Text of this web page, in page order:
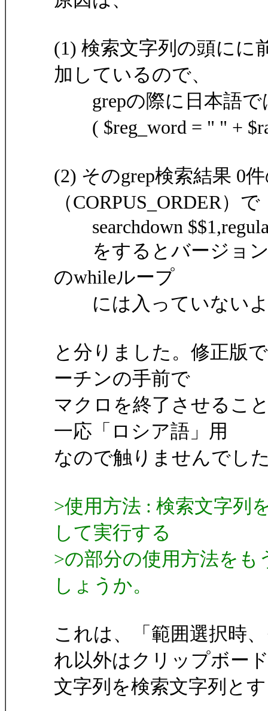
(1) 検索文字列の頭にに
加しているので、
grepの際に日本語で
( $reg_word = " " +
(2) そのgrep検索結果 0
（CORPUS_ORDER）で
searchdown
をするとバージョン
のwhileループ
には入っていないよ
と分りました。修正版
ーチンの手前で
マクロを終了させるこ
一応「ロシア語」用
なので触りませんでし
>使用方法 : 検索文字列
して実行する
>の部分の使用方法を
しょうか。
これは、「範囲選択時
れ以外はクリップボー
文字列を検索文字列と